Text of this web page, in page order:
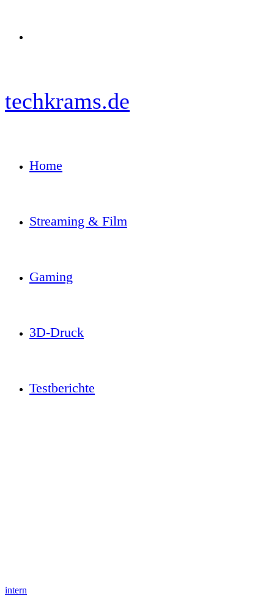
techkrams.de
Home
Streaming & Film
Gaming
3D-Druck
Testberichte
intern